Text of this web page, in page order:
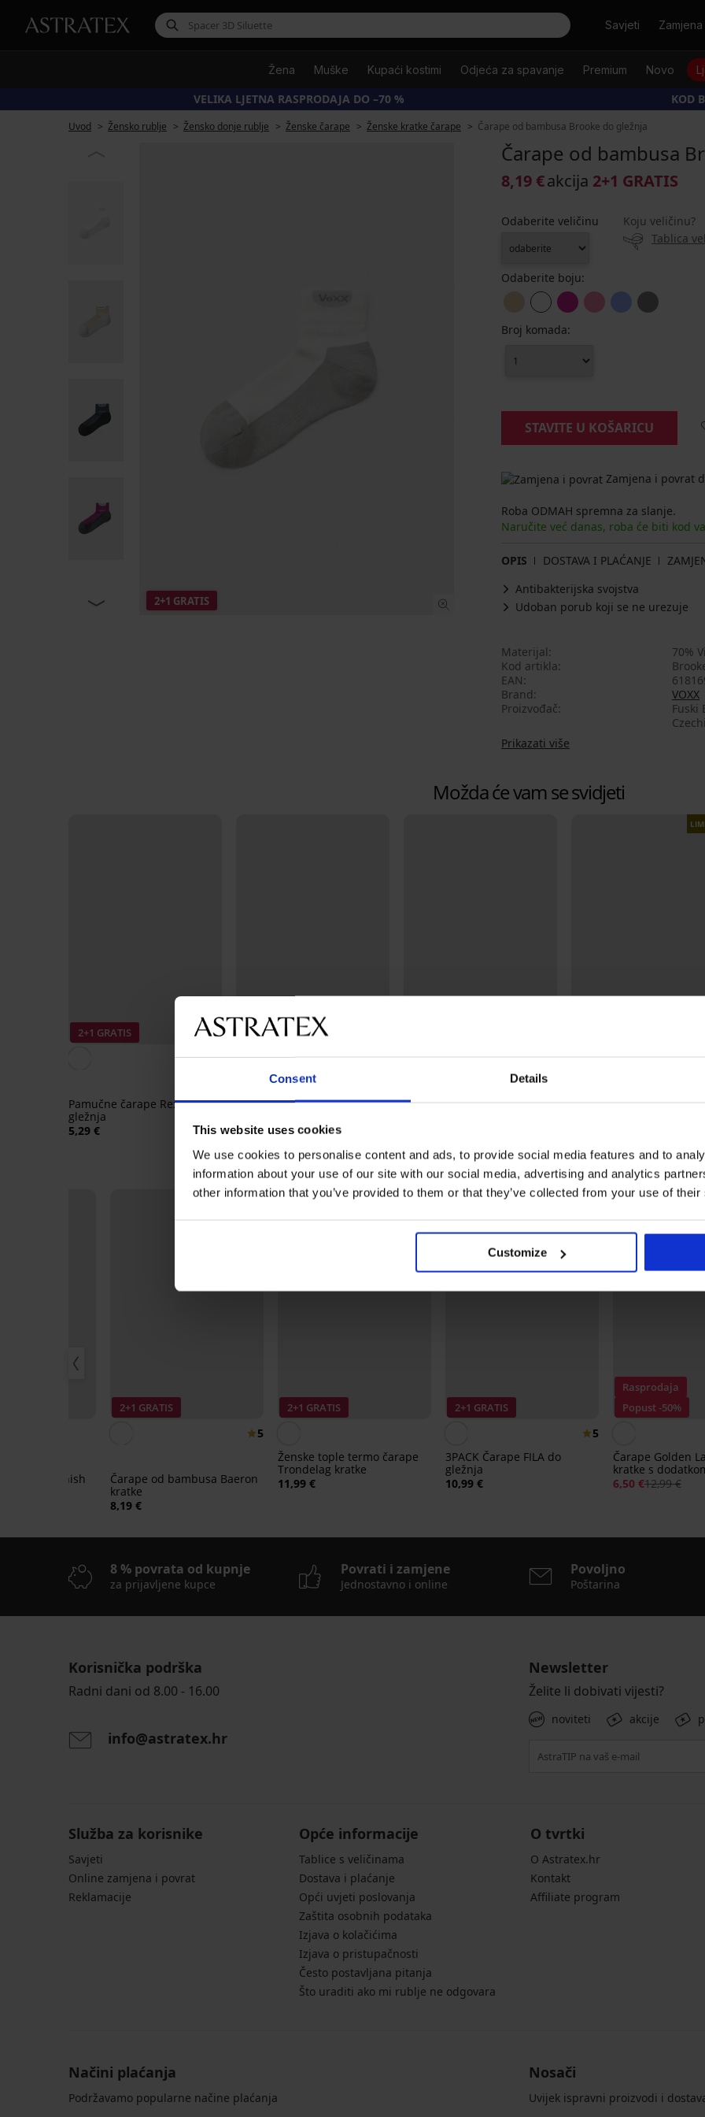
Consent Details
This website uses cookies
We use cookies to personalise content and ads, to provide social media features and to
information about your use of our site with our social media, advertising and analytics
other information that you’ve provided to them or that they’ve collected from your use of
Customize
TražitiSavjeti
Žena Muške Kupaći kostimi Odjeća za spavanje Premium Novo
VELIKA LJETNA RASPRODAJA DO –70 % KOD
Uvod Žensko rublje Žensko donje rublje Ženske čarape Ženske kratke čarape Čarape od bambusa Brooke do gležnja
2+1 GRATIS
Čarape od bambusa
8,19 €akcija 2+1 GRATIS
Odaberite veličinu
Koju veličinu?
Tablica
Odaberite boju:
Broj komada:
STAVITE U KOŠARICU
Zamjena i povrat
Roba ODMAH spremna za slanje.
Naručite već danas, roba će biti kod
OPIS DOSTAVA I PLAĆANJE
Antibakterijska svojstva
Udoban porub koji se ne urezuje
Materijal
70%
Kod artikla
EAN
Brand
VOXX
Proizvođač
Fuski
Prikazati više
Možda će vam se svidjeti
2+1 GRATIS
Pamučne čarape Rex do
gležnja
5,29 €
2+1 GRATIS
Sportske čarape od
8,19 €
3PACK Sportske čarape
Otkrijte slične komade
čarape Finish
2+1 GRATIS
5
Čarape od bambusa Baeron
kratke
8,19 €
2+1 GRATIS
Ženske tople termo čarape
Trondelag kratke
11,99 €
2+1 GRATIS
5
3PACK Čarape FILA do
gležnja
10,99 €
Rasprodaja
Popust -50%
Čarape Golden
kratke s
6,50 €12,99 €
LIMITED 2+1 GRATIS
Sportske
čarape
€
akcija
2+1
GRATIS
2+1 GRATIS
do
gležnja
od
ba...
9,49
€
2+1 GRATIS
10,99
akcija
2+1
GRATIS
8 % povrata od kupnje
za prijavljene kupce
Povrati i zamjene
Jednostavno i online
Povoljno
Poštarina
Korisnička podrška
Radni dani od 8.00 - 16.00
info@astratex.hr
Newsletter
Želite li dobivati vijesti?
noviteti akcije
Služba za korisnike
Savjeti
Online zamjena i povrat
Reklamacije
Opće informacije
Tablice s veličinama
Dostava i plaćanje
Opći uvjeti poslovanja
Zaštita osobnih podataka
Izjava o kolačićima
Izjava o pristupačnosti
Često postavljana pitanja
Što uraditi ako mi rublje ne odgovara
O tvrtki
O Astratex.hr
Kontakt
Affiliate program
Načini plaćanja
Podržavamo popularne načine plaćanja
Nosači
Uvijek ispravni proizvodi i